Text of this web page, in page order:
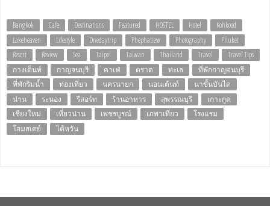
Bangkok Cafe Destinations Featured HOSTEL Hotel
Kohkood
Lakeheaven
Lifestyle Onedaytrip Phephatiew Photography
Phuket
Resort
Review Sea Taipei Taiwan Thailand Travel
Travel Tips
กางเต็นท์
กาญจนบุรี คาเฟ่ ตราด ทะเล
ที่พักกาญจนบุรี
ที่พักริมน้ำ
ท่องเที่ยว นครนายก นอนเต้นท์
นาขั้นบันได
น่าน
ระนอง รีสอร์ท ร้านอาหาร สุพรรณบุรี
เกาะกูด
เชียงใหม่
เที่ยวน่าน เพชรบูรณ์ เภพาเที่ยว
โรงแรม
โฮมสเตย์
ไต้หวัน